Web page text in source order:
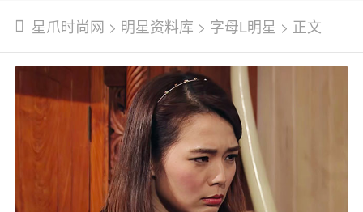
星爪时尚网 > 明星资料库 > 字母L明星 > 正文